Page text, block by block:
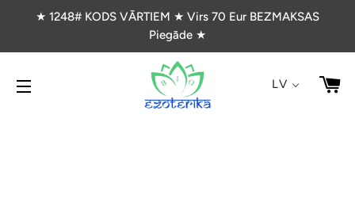
★ 1248# KODS VĀRTIEM ★ Virs 70 Eur BEZMAKSAS
Piegāde ★
VIETNES NAVIGĀCIJA
LV